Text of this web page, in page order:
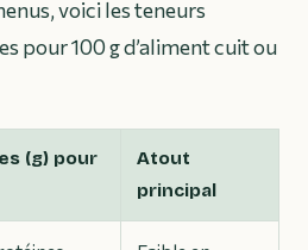
voici les teneurs
pour 100 g d’aliment cuit ou
(g) pour
Atout
principal